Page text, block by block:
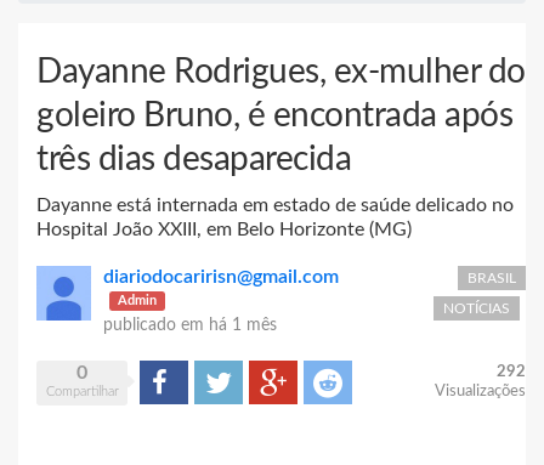
Dayanne Rodrigues, ex-mulher do
goleiro Bruno, é encontrada após
três dias desaparecida
Dayanne está internada em estado de saúde delicado no
Hospital João XXIII, em Belo Horizonte (MG)
diariodocaririsn@gmail.com
Admin
publicado em há 1 mês
BRASIL
NOTÍCIAS
0
Compartilhar
Compartilhar
Tweet Google+ Reddit
292
Visualizações